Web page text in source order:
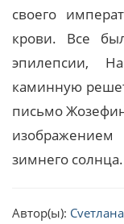
своего
крови. Все
эпилепсии,
каминную
письмо
зимнего солнца.
Автор(ы): Cveтлана